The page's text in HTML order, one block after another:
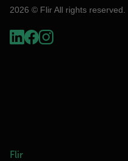
2026 © Flir All rights reserved.
Flir